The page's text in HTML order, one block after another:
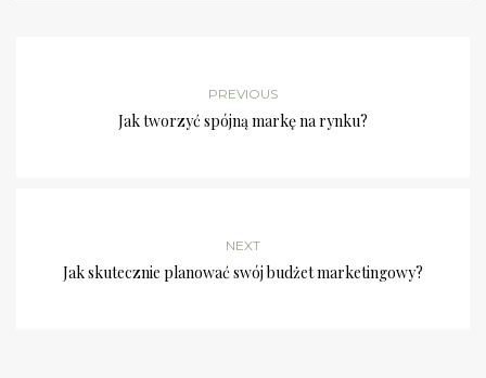
PREVIOUS
Jak tworzyć spójną markę na rynku?
NEXT
Jak skutecznie planować swój budżet marketingowy?